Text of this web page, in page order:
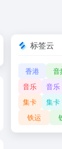
标签云
香港 音
音乐
音乐
集卡
集卡
铁运